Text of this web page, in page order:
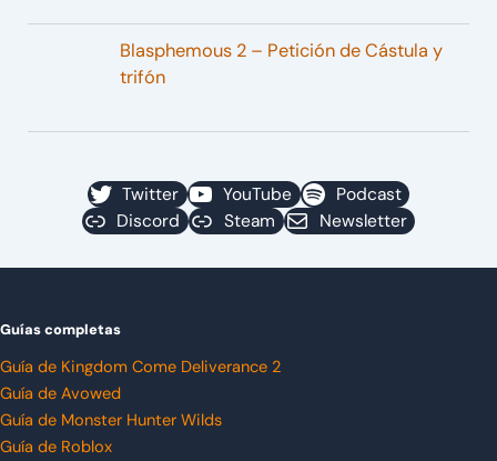
Blasphemous 2 – Petición de Cástula y
trifón
Twitter YouTube
Podcast
Discord
Steam Newsletter
Guías completas
Guía de Kingdom Come Deliverance 2
Guía de Avowed
Guía de Monster Hunter Wilds
Guía de Roblox